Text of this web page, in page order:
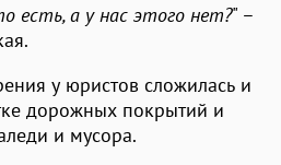
есть, а у нас этого нет?" –
у юристов сложилась и
дорожных покрытий и
и мусора.